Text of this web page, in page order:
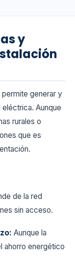
y
permite generar y
Aunque
rurales o
que es
de la red
sin acceso.
Aunque la
ahorro energético